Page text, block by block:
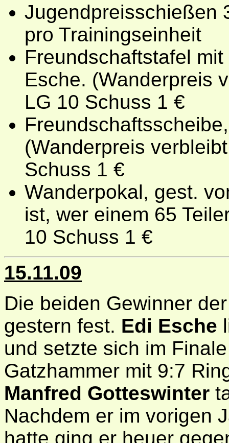
Jugendpreisschießen
pro Trainingseinheit
Freundschaftstafel
Esche. (Wanderpreis
LG 10 Schuss 1 €
(Wanderpreis
Schuss 1 €
Wanderpokal, gest.
ist, wer einem 65
10 Schuss 1 €
15.11.09
Die beiden Gewinner
gestern fest. Edi Esche
und setzte sich im
Gatzhammer mit 9:7
Manfred Gotteswinter
Nachdem er im vorigen
hatte ging er heuer